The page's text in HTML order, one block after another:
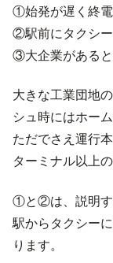
①始発が遅く終
②駅前にタクシ
③大企業がある
大きな工業団地
シュ時にはホー
ただでさえ運行
ターミナル以上
①と②は、説明す
駅からタクシー
ります。